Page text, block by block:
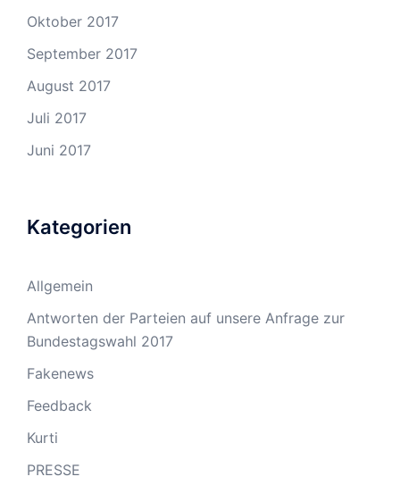
Oktober 2017
September 2017
August 2017
Juli 2017
Juni 2017
Kategorien
Allgemein
Antworten der Parteien auf unsere Anfrage zur
Bundestagswahl 2017
Fakenews
Feedback
Kurti
PRESSE